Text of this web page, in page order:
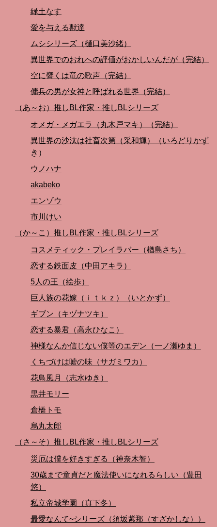
緑土なす
愛を与える獣達
ムシシリーズ（樋口美沙緒）
異世界でのおれへの評価がおかしいんだが（完結）
空に響くは竜の歌声（完結）
傭兵の男が女神と呼ばれる世界（完結）
（あ～お）推しBL作家・推しBLシリーズ
オメガ・メガエラ（丸木戸マキ）（完結）
異世界の沙汰は社畜次第（采和輝）（いろどりかず
き）
ウノハナ
akabeko
エンゾウ
市川けい
（か～こ）推しBL作家・推しBLシリーズ
コスメティック・プレイラバー（楢島さち）
恋する鉄面皮（中田アキラ）
5人の王（絵歩）
巨人族の花嫁（ｉｔｋｚ）（いとかず）
ギブン（キヅナツキ）
恋する暴君（高永ひなこ）
神様なんか信じない僕等のエデン（一ノ瀬ゆま）
くちづけは嘘の味（サガミワカ）
花鳥風月（志水ゆき）
黒井モリー
倉橋トモ
烏丸太郎
（さ～そ）推しBL作家・推しBLシリーズ
災厄は僕を好きすぎる（神奈木智）
30歳まで童貞だと魔法使いになれるらしい（豊田
悠）
私立帝城学園（真下冬）
最愛なんて~シリーズ（須坂紫那（すざかしな））